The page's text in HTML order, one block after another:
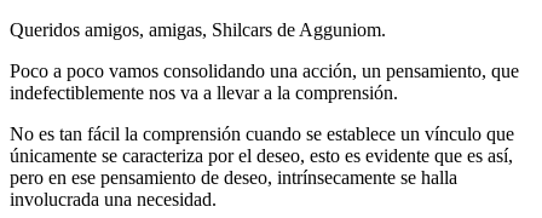
Queridos amigos, amigas, Shilcars de Agguniom.
Poco a poco vamos consolidando una acción, un pensamiento, que
indefectiblemente nos va a llevar a la comprensión.
No es tan fácil la comprensión cuando se establece un vínculo que
únicamente se caracteriza por el deseo, esto es evidente que es así,
pero en ese pensamiento de deseo, intrínsecamente se halla
involucrada una necesidad.